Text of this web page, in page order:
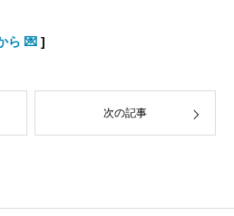
ら 💌 ]
次の記事